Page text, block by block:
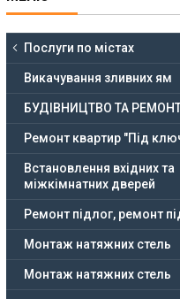
Послуги по містах
Викачування зливних ям
БУДІВНИЦТВО ТА
Ремонт квартир "Під
Встановлення вхідних та
міжкімнатних дверей
Ремонт підлог, ремонт
Монтаж натяжних стель
Монтаж натяжних стель